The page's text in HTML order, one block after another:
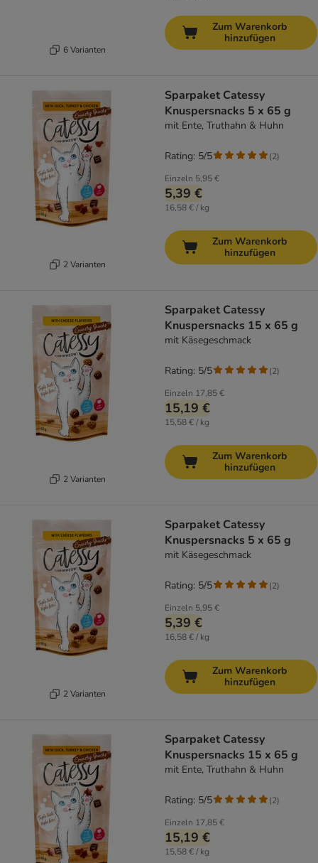
6 Varianten
Zum Warenkorb
hinzufügen
2 Varianten
Sparpaket Catessy
Knuspersnacks 5 x 65 g
mit Ente, Truthahn & Huhn
Einzeln 5,95 €
5,39 €
16,58 € / kg
Rating: 5/5 (2)
Zum Warenkorb
hinzufügen
2 Varianten
Sparpaket Catessy
Knuspersnacks 15 x 65 g
mit Käsegeschmack
Einzeln 17,85 €
15,19 €
15,58 € / kg
Rating: 5/5 (2)
Zum Warenkorb
hinzufügen
2 Varianten
Sparpaket Catessy
Knuspersnacks 5 x 65 g
mit Käsegeschmack
Einzeln 5,95 €
5,39 €
16,58 € / kg
Rating: 5/5 (2)
Zum Warenkorb
hinzufügen
Sparpaket Catessy
Knuspersnacks 15 x 65 g
mit Ente, Truthahn & Huhn
Einzeln 17,85 €
15,19 €
15,58 € / kg
Rating: 5/5 (2)